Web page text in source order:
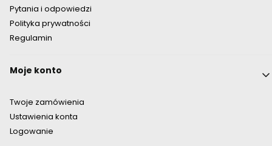
Pytania i odpowiedzi
Polityka prywatności
Regulamin
Moje konto
Twoje zamówienia
Ustawienia konta
Logowanie